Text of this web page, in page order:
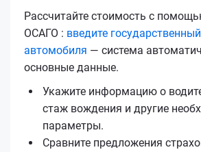
Рассчитайте стоимость с
ОСАГО : введите
автомобиля — система
основные данные.
Укажите информацию о
стаж вождения и другие
параметры.
Сравните предложения